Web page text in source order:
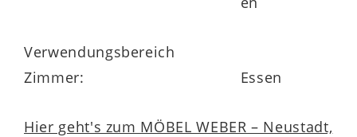
Verwendungsbereich
Zimmer:
Essen
Hier geht's zum MÖBEL WEBER – Neustadt,